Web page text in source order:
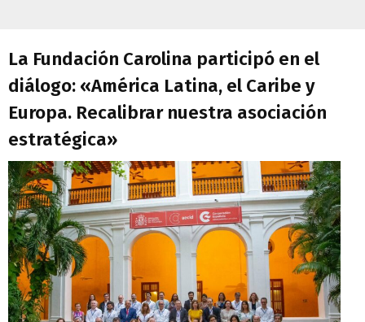
La Fundación Carolina participó en el
diálogo: «América Latina, el Caribe y
Europa. Recalibrar nuestra asociación
estratégica»